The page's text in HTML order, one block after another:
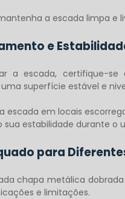
a escada limpa e
e
a escada, certifique-
superfície estável e
escada em locais
sua estabilidade durante o
para
chapa metálica dobrada
e limitações.